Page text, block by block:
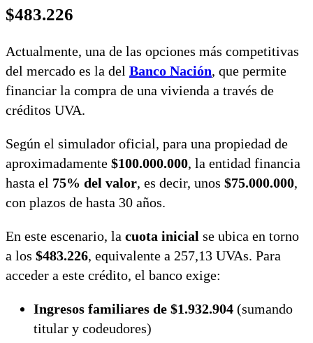
$483.226
Actualmente, una de las opciones más competitivas
del mercado es la del Banco Nación, que permite
financiar la compra de una vivienda a través de
créditos UVA.
Según el simulador oficial, para una propiedad de
aproximadamente $100.000.000, la entidad financia
hasta el 75% del valor, es decir, unos $75.000.000,
con plazos de hasta 30 años.
En este escenario, la cuota inicial se ubica en torno
a los $483.226, equivalente a 257,13 UVAs. Para
acceder a este crédito, el banco exige:
Ingresos familiares de $1.932.904 (sumando
titular y codeudores)